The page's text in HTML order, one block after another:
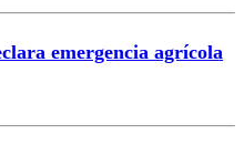
emergencia agrícola